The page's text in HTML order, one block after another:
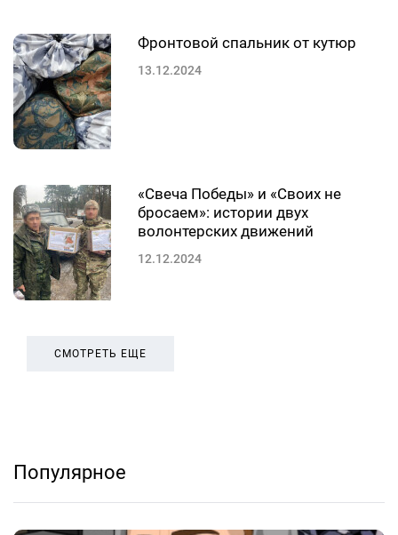
Фронтовой спальник от кутюр
13.12.2024
«Свеча Победы» и «Своих не
бросаем»: истории двух
волонтерских движений
12.12.2024
СМОТРЕТЬ ЕЩЕ
Популярное